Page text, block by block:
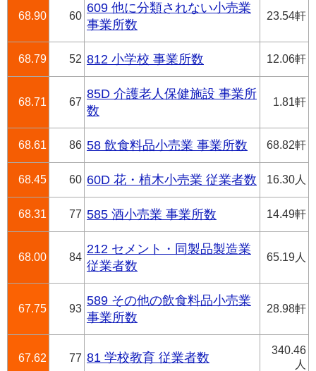
68.90 60
609 他に分類されない小売業
事業所数
23.54軒
68.79 52 812 小学校 事業所数 12.06軒
68.71 67
85D 介護老人保健施設 事業所
数
1.81軒
68.61 86 58 飲食料品小売業 事業所数 68.82軒
68.45 60 60D 花・植木小売業 従業者数 16.30人
68.31 77 585 酒小売業 事業所数 14.49軒
68.00 84
212 セメント・同製品製造業
従業者数
65.19人
67.75 93
589 その他の飲食料品小売業
事業所数
28.98軒
67.62 77 81 学校教育 従業者数
340.46
人